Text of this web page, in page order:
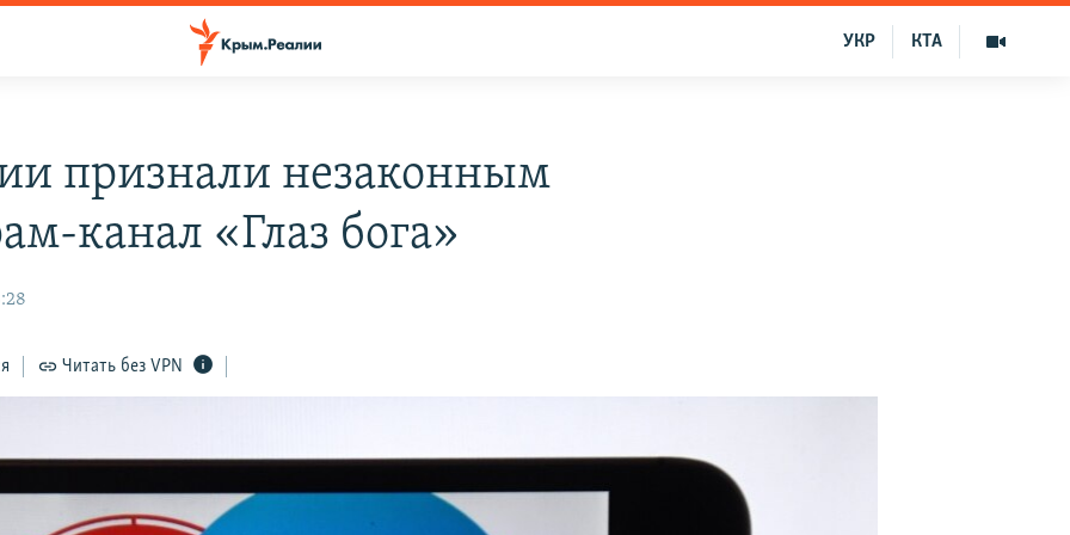
КТА
УКР
признали незаконным
канал «Глаз бога»
Читать без VPN